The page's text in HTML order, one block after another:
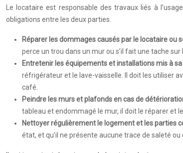
Le locataire est responsable des travaux liés à
obligations entre les deux parties.
Réparer les dommages causés par le locataire ou
perce un trou dans un mur ou s’il fait une tache sur
Entretenir les équipements et installations mis à
réfrigérateur et le lave-vaisselle. Il doit les utiliser
café.
Peindre les murs et plafonds en cas de
tableau et endommagé le mur, il doit le réparer et
Nettoyer régulièrement le logement et les parties
état, et qu’il ne présente aucune trace de saleté ou